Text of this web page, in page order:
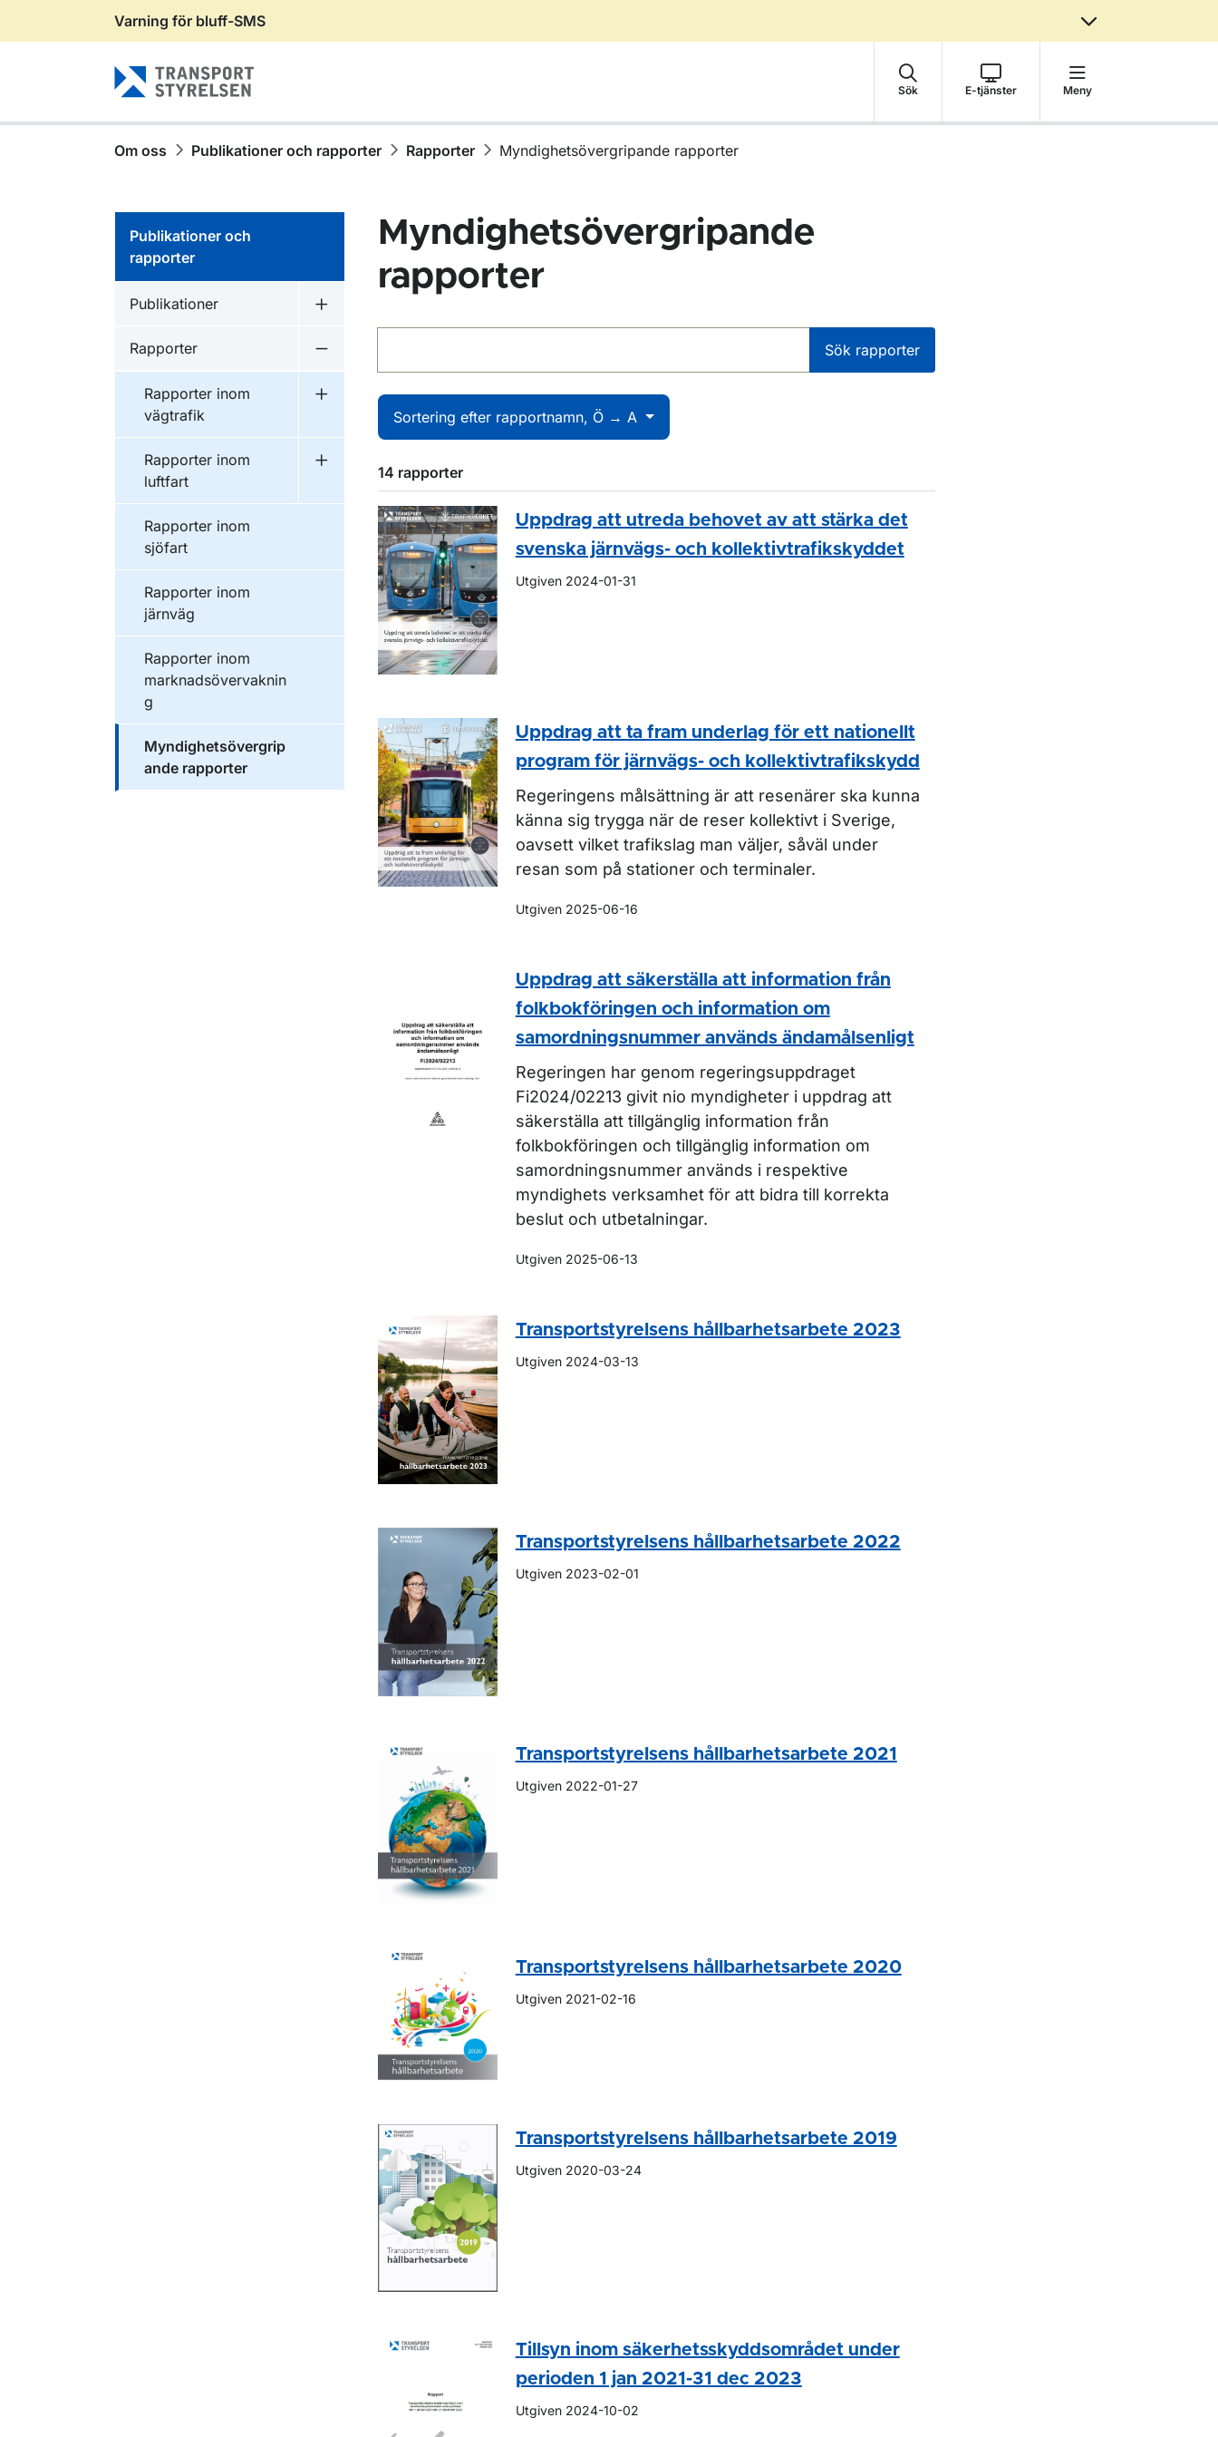
Gå till sidans innehåll
Varning för bluff-SMS
Sök E-tjänster Meny
Om oss Publikationer och rapporter Rapporter Myndighetsövergripande rapporter
Publikationer och
rapporter
Publikationer inom
Publikationer
Undermeny för Publikationer
Publikationer inom
Rapporter
Publikationer inom
Rapporter inom
vägtrafik
Undermeny för Rapporter inom vägtrafik
Publikationer inom
Rapporter inom
luftfart
Undermeny för Rapporter inom luftfart
Publikationer inom
Rapporter inom
sjöfart
Publikationer inom
Rapporter inom
järnväg
Publikationer inom
Rapporter inom
marknadsövervaknin
g
Publikationer inom
Myndighetsövergrip
ande rapporter
Myndighetsövergripande
rapporter
Sortering efter rapportnamn, Ö → A
14 rapporter
Uppdrag att utreda behovet av att stärka det
svenska järnvägs- och kollektivtrafikskyddet
Utgiven 2024-01-31
Uppdrag att ta fram underlag för ett nationellt
program för järnvägs- och kollektivtrafikskydd
Regeringens målsättning är att resenärer ska kunna
känna sig trygga när de reser kollektivt i Sverige,
oavsett vilket trafikslag man väljer, såväl under
resan som på stationer och terminaler.
Utgiven 2025-06-16
Uppdrag att säkerställa att information från
folkbokföringen och information om
samordningsnummer används ändamålsenligt
Regeringen har genom regeringsuppdraget
Fi2024/02213 givit nio myndigheter i uppdrag att
säkerställa att tillgänglig information från
folkbokföringen och tillgänglig information om
samordningsnummer används i respektive
myndighets verksamhet för att bidra till korrekta
beslut och utbetalningar.
Utgiven 2025-06-13
Transportstyrelsens hållbarhetsarbete 2023
Utgiven 2024-03-13
Transportstyrelsens hållbarhetsarbete 2022
Utgiven 2023-02-01
Transportstyrelsens hållbarhetsarbete 2021
Utgiven 2022-01-27
Transportstyrelsens hållbarhetsarbete 2020
Utgiven 2021-02-16
Transportstyrelsens hållbarhetsarbete 2019
Utgiven 2020-03-24
Tillsyn inom säkerhetsskyddsområdet under
perioden 1 jan 2021-31 dec 2023
Utgiven 2024-10-02